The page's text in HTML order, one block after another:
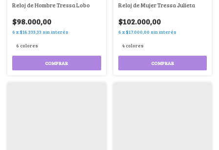
Reloj de Hombre Tressa Lobo
$98.000,00
6 x$16.333,33 sin interés
6 colores
COMPRAR
Reloj de Mujer Tressa Julieta
$102.000,00
6 x$17.000,00 sin interés
4 colores
COMPRAR